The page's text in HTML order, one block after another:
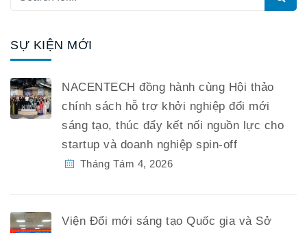
SỰ KIỆN MỚI
NACENTECH đồng hành cùng Hội thảo
chính sách hỗ trợ khởi nghiệp đổi mới
sáng tạo, thúc đẩy kết nối nguồn lực cho
startup và doanh nghiệp spin-off
Tháng Tám 4, 2026
Viện Đổi mới sáng tạo Quốc gia và Sở